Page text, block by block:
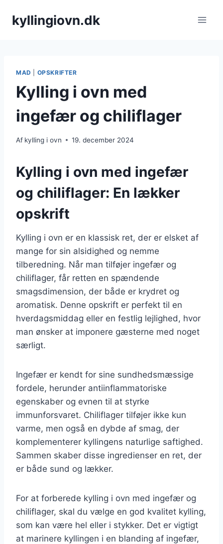
kyllingiovn.dk
MAD OPSKRIFTER
Kylling i ovn med
ingefær og chiliflager
Af kylling i ovn 19. december 2024
Kylling i ovn med ingefær
og chiliflager: En lækker
opskrift
Kylling i ovn er en klassisk ret, der er elsket af
mange for sin alsidighed og nemme
tilberedning. Når man tilføjer ingefær og
chiliflager, får retten en spændende
smagsdimension, der både er krydret og
aromatisk. Denne opskrift er perfekt til en
hverdagsmiddag eller en festlig lejlighed, hvor
man ønsker at imponere gæsterne med noget
særligt.
Ingefær er kendt for sine sundhedsmæssige
fordele, herunder antiinflammatoriske
egenskaber og evnen til at styrke
immunforsvaret. Chiliflager tilføjer ikke kun
varme, men også en dybde af smag, der
komplementerer kyllingens naturlige saftighed.
Sammen skaber disse ingredienser en ret, der
er både sund og lækker.
For at forberede kylling i ovn med ingefær og
chiliflager, skal du vælge en god kvalitet kylling,
som kan være hel eller i stykker. Det er vigtigt
at marinere kyllingen i en blanding af ingefær,